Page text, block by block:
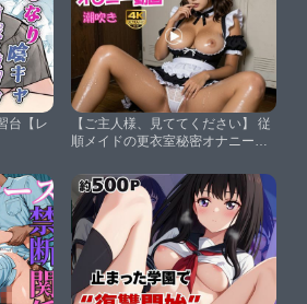
【ご主人様、見ててください】 従
順メイドの更衣室秘密オナニーと